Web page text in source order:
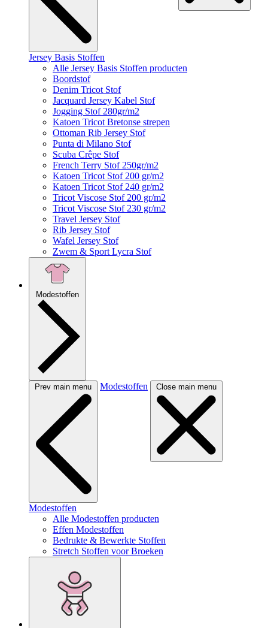
Jersey Basis Stoffen
Alle Jersey Basis Stoffen producten
Boordstof
Denim Tricot Stof
Jacquard Jersey Kabel Stof
Jogging Stof 280gr/m2
Katoen Tricot Bretonse strepen
Ottoman Rib Jersey Stof
Punta di Milano Stof
Scuba Crêpe Stof
French Terry Stof 250gr/m2
Katoen Tricot Stof 200 gr/m2
Katoen Tricot Stof 240 gr/m2
Tricot Viscose Stof 200 gr/m2
Tricot Viscose Stof 230 gr/m2
Travel Jersey Stof
Rib Jersey Stof
Wafel Jersey Stof
Zwem & Sport Lycra Stof
Modestoffen
Prev main menu Modestoffen Close main menu
Modestoffen
Alle Modestoffen producten
Effen Modestoffen
Bedrukte & Bewerkte Stoffen
Stretch Stoffen voor Broeken